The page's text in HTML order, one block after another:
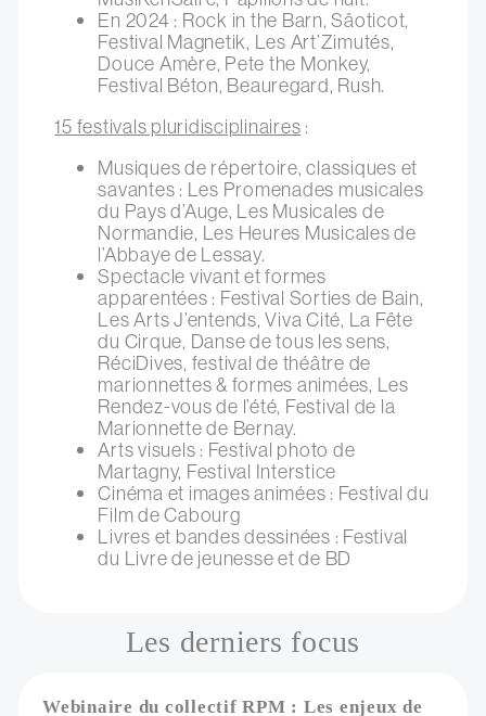
En 2024 : Rock in the Barn, Sâoticot,
Festival Magnetik, Les Art’Zimutés,
Douce Amère, Pete the Monkey,
Festival Béton, Beauregard, Rush.
15 festivals pluridisciplinaires :
Musiques de répertoire, classiques et
savantes : Les Promenades musicales
du Pays d’Auge, Les Musicales de
Normandie, Les Heures Musicales de
l’Abbaye de Lessay.
Spectacle vivant et formes
apparentées : Festival Sorties de Bain,
Les Arts J’entends, Viva Cité, La Fête
du Cirque, Danse de tous les sens,
RéciDives, festival de théâtre de
marionnettes & formes animées, Les
Rendez-vous de l’été, Festival de la
Marionnette de Bernay.
Arts visuels : Festival photo de
Martagny, Festival Interstice
Cinéma et images animées : Festival du
Film de Cabourg
Livres et bandes dessinées : Festival
du Livre de jeunesse et de BD
Les derniers focus
Webinaire du collectif RPM : Les enjeux de